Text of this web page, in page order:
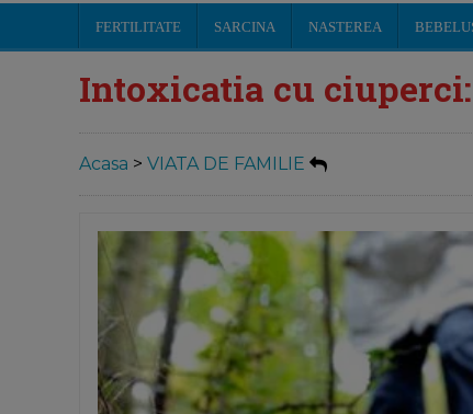
FERTILITATE SARCINA NASTEREA
Intoxicatia cu
Acasa > VIATA DE FAMILIE